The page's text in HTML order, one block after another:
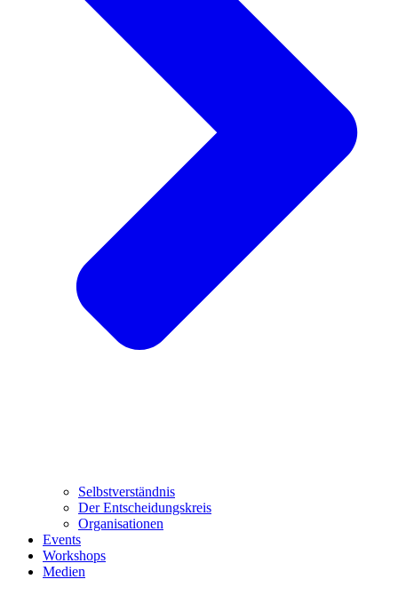
Selbstverständnis
Der Entscheidungskreis
Organisationen
Events
Workshops
Medien